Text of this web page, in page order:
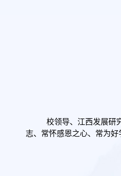
校领导、江西发展研
志、常怀感恩之心、常为好